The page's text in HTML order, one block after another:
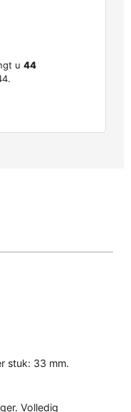
u 44
.
stuk: 33 mm.
Volledig